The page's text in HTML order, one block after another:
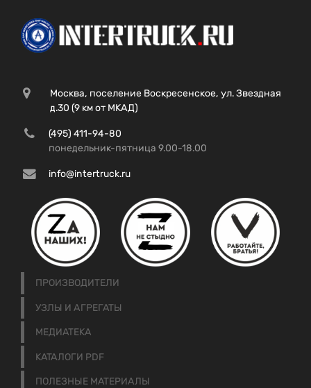
Москва, поселение Воскресенское, ул. Звездная
д.30 (9 км от МКАД)
(495) 411-94-80
понедельник-пятница 9.00-18.00
info@intertruck.ru
ПРОИЗВОДИТЕЛИ
УЗЛЫ И АГРЕГАТЫ
МЕДИАТЕКА
КАТАЛОГИ PDF
ПОЛЕЗНЫЕ МАТЕРИАЛЫ